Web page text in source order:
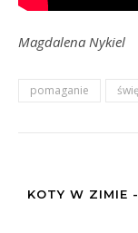
Magdalena Nykiel
pomaganie
KOTY W ZIMIE